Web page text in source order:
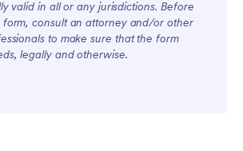
valid in all or any jurisdictions. Before
form, consult an attorney and/or other
to make sure that the form
legally and otherwise.